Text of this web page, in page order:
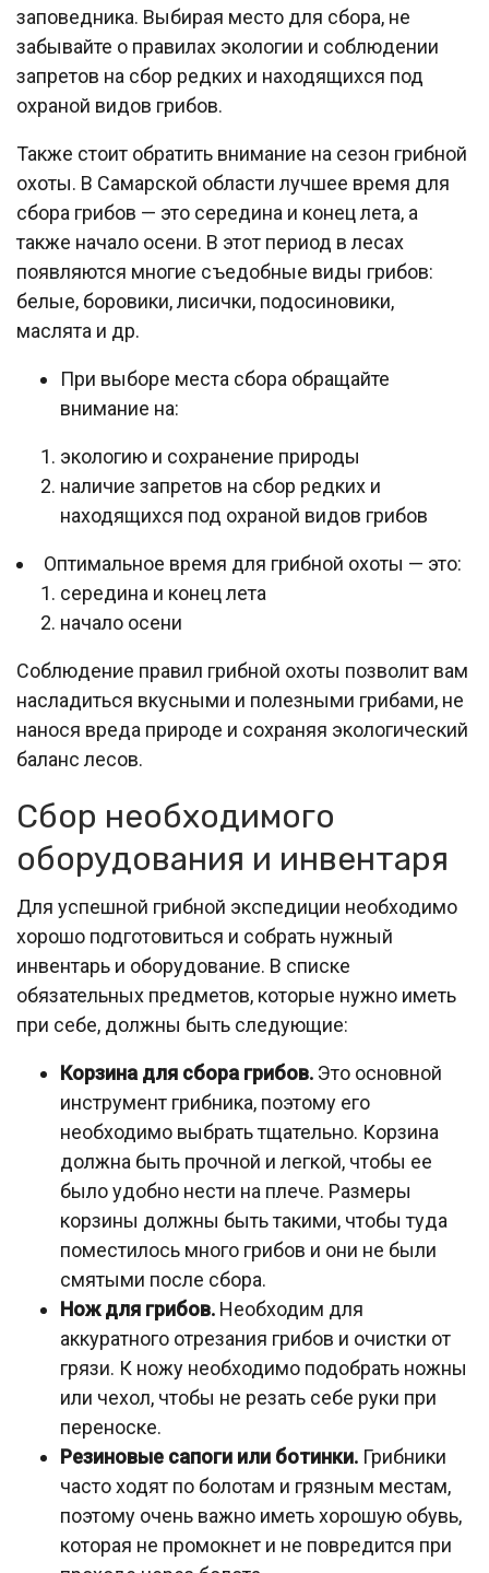
заповедника. Выбирая место для сбора, не
забывайте о правилах экологии и соблюдении
запретов на сбор редких и находящихся под
охраной видов грибов.
Также стоит обратить внимание на сезон грибной
охоты. В Самарской области лучшее время для
сбора грибов — это середина и конец лета, а
также начало осени. В этот период в лесах
появляются многие съедобные виды грибов:
белые, боровики, лисички, подосиновики,
маслята и др.
При выборе места сбора обращайте
внимание на:
экологию и сохранение природы
наличие запретов на сбор редких и
находящихся под охраной видов грибов
Оптимальное время для грибной охоты — это:
середина и конец лета
начало осени
Соблюдение правил грибной охоты позволит вам
насладиться вкусными и полезными грибами, не
нанося вреда природе и сохраняя экологический
баланс лесов.
Сбор необходимого
оборудования и инвентаря
Для успешной грибной экспедиции необходимо
хорошо подготовиться и собрать нужный
инвентарь и оборудование. В списке
обязательных предметов, которые нужно иметь
при себе, должны быть следующие:
Корзина для сбора грибов. Это основной
инструмент грибника, поэтому его
необходимо выбрать тщательно. Корзина
должна быть прочной и легкой, чтобы ее
было удобно нести на плече. Размеры
корзины должны быть такими, чтобы туда
поместилось много грибов и они не были
смятыми после сбора.
Нож для грибов. Необходим для
аккуратного отрезания грибов и очистки от
грязи. К ножу необходимо подобрать ножны
или чехол, чтобы не резать себе руки при
переноске.
Резиновые сапоги или ботинки. Грибники
часто ходят по болотам и грязным местам,
поэтому очень важно иметь хорошую обувь,
которая не промокнет и не повредится при